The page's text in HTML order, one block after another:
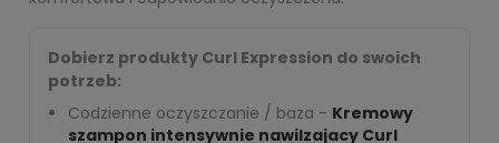
Dobierz produkty Curl Expression do swoich
potrzeb:
Codzienne oczyszczanie / baza - Kremowy
szampon intensywnie nawilzajacy Curl